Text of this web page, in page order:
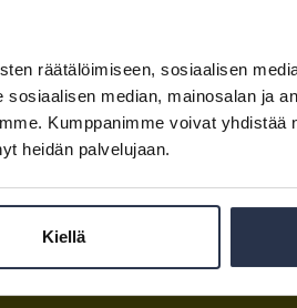
räätälöimiseen, sosiaalisen
median, mainosalan ja
Kumppanimme voivat yhdistää
heidän palvelujaan.
Kiellä
Kirjaudu sisään
jäsenyydestä